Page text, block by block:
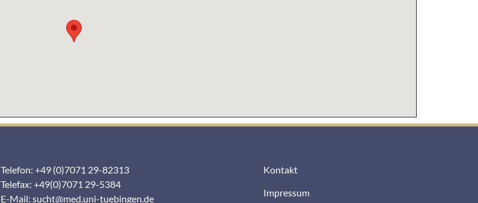
Telefon: +49 (0)7071 29-82313
Telefax: +49(0)7071 29-5384
E-Mail: sucht@med.uni-tuebingen.de
Kontakt
Impressum